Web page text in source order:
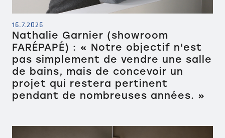
16.7.2026
Nathalie Garnier (showroom
FARÉPAPÉ) : « Notre objectif n'est
pas simplement de vendre une salle
de bains, mais de concevoir un
projet qui restera pertinent
pendant de nombreuses années. »